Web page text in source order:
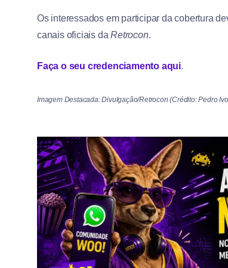
Os interessados em participar da cobertura
canais oficiais daRetrocon.
Faça o seu credenciamento aqui.
Imagem Destacada: Divulgação/Retrocon (Crédito: Pedro